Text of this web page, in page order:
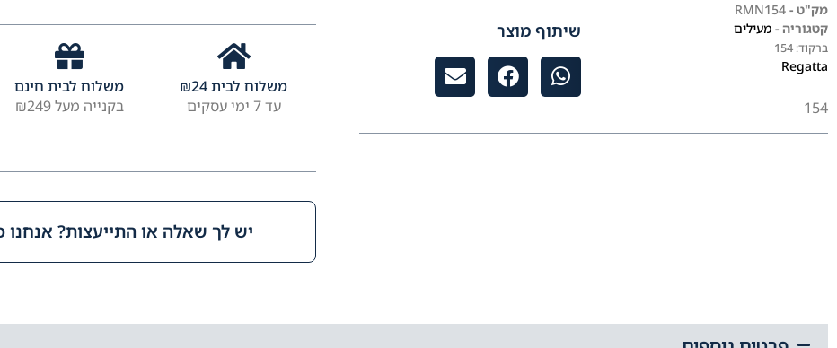
מק"ט - RMN154
קטגוריה - מעילים
ברקוד: 154
Regatta
154
שיתוף מוצר
משלוח לבית ₪24
עד 7 ימי עסקים
משלוח לבית חינם
בקנייה מעל ₪249
יש לך שאלה או התייעצות? אנחנו